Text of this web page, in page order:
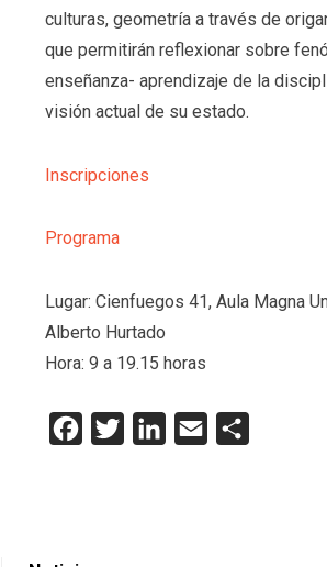
culturas, geometría a través de
que permitirán reflexionar sobre
enseñanza- aprendizaje de la
visión actual de su estado.
Inscripciones
Programa
Lugar: Cienfuegos 41, Aula Magna
Alberto Hurtado
Hora: 9 a 19.15 horas
Facebook
Twitter LinkedInEmail